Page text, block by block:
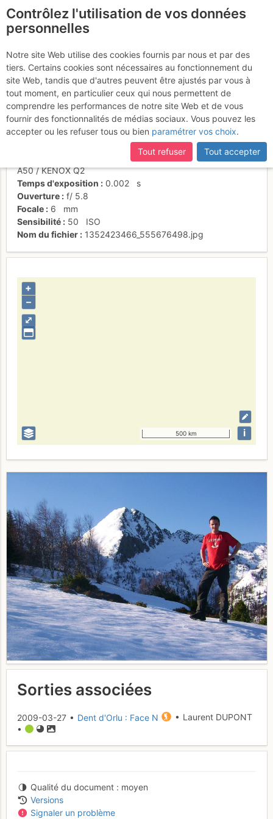
Sur le Sarrat de la Llau
Activités
Date/heure
27 mars 2009 08:54
Contributeur
Laurent DUPONT
individuel (CC by-nc-nd)
SAMSUNG TECHWIN CO., LTD. Digimax
A50 / KENOX Q2
Temps d'exposition
0.002
s
Ouverture
f/ 5.8
Focale
6
mm
Sensibilité
50
ISO
Nom du fichier
1352423466_555676498.jpg
⤢
+
–
500 km i
Sorties associées
2009-03-27 • Dent d'Orlu : Face N
• Laurent DUPONT
•
Qualité du document
moyen
Versions
Signaler un problème
Contrôlez l'utilisation de vos données
personnelles
Notre site Web utilise des cookies fournis par nous et par des
tiers. Certains cookies sont nécessaires au fonctionnement du
site Web, tandis que d'autres peuvent être ajustés par vous à
tout moment, en particulier ceux qui nous permettent de
comprendre les performances de notre site Web et de vous
fournir des fonctionnalités de médias sociaux. Vous pouvez les
accepter ou les refuser tous ou bien paramétrer vos choix.
Tout refuser
Tout accepter